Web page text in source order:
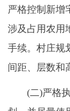
多语种
ENGLISH
DEUTSCH
严格控制新增
涉及占用农用
手续。村庄规
间距、层数和
(二)严格执